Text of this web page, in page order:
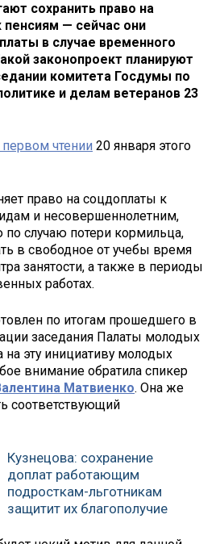
сохранить право на
пенсиям — сейчас они
в случае временного
законопроект планируют
комитета Госдумы по
и делам ветеранов 23
чтении 20 января этого
право на соцдоплаты к
и несовершеннолетним,
случаю потери кормильца,
в свободное от учебы время
занятости, а также в периоды
работах.
по итогам прошедшего в
заседания Палаты молодых
на эту инициативу молодых
внимание обратила спикер
Матвиенко. Она же
соответствующий
Кузнецова: сохранение
доплат работающим
подросткам-льготникам
защитит их благополучие